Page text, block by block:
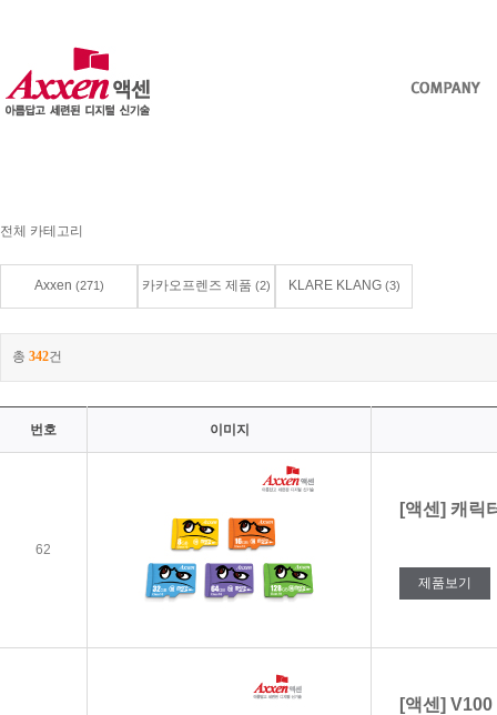
전체 카테고리
Axxen (271) 카카오프렌즈 제품 (2) KLARE KLANG (3)
총 342건
번호 이미지
62
[액센] 캐
제품보기
[액센]